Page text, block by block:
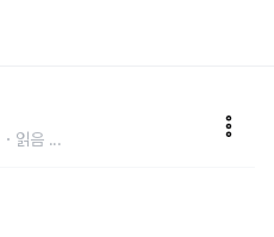
읽음 ...